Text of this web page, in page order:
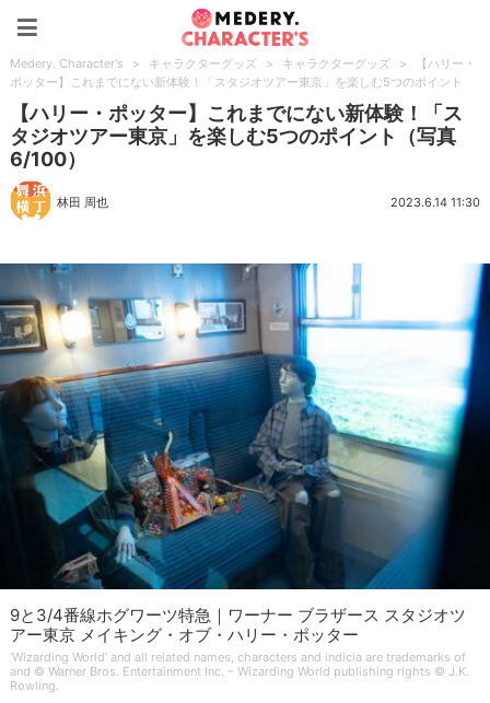
Medery. Character's > キャラクターグッズ > キャラクターグッズ >
【ハリー・
ポッター】これまでにない新体験！「スタジオツアー東京」を楽しむ5つのポイント
【ハリー・ポッター】これまでにない新体験！「ス
タジオツアー東京」を楽しむ5つのポイント（写真
6/100）
林田 周也 2023.6.14 11:30
9と3/4番線ホグワーツ特急｜ワーナー ブラザース スタジオツ
アー東京 メイキング・オブ・ハリー・ポッター
‘Wizarding World’ and all related names, characters and indicia are trademarks of
and © Warner Bros. Entertainment Inc. – Wizarding World publishing rights © J.K.
Rowling.